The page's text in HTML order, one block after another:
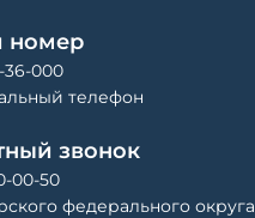
номер
36-000
телефон
звонок
00-50
федерального округа